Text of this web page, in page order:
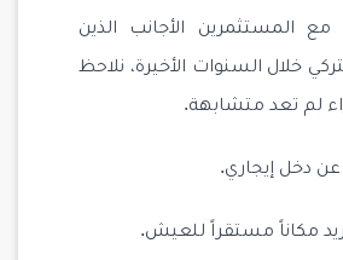
المستثمرين الأجانب الذين
خلال السنوات الأخيرة، نلاحظ
لم تعد متشابهة.
دخل إيجاري.
مكاناً مستقراً للعيش.